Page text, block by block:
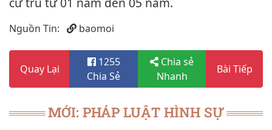
Nguồn Tin: baomoi
Quay Lại
1255
Chia Sẻ
Chia sẻ
Nhanh
Bài Tiếp
MỚI: PHÁP LUẬT HÌNH SỰ